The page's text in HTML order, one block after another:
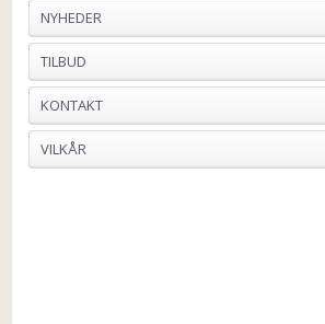
NYHEDER
TILBUD
KONTAKT
VILKÅR